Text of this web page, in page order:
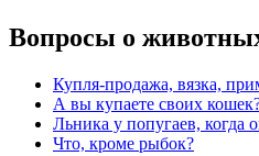
Вопросы о
Купля-продажа, вязка,
А вы купаете своих
Льника у попугаев, когда
Что, кроме рыбок?